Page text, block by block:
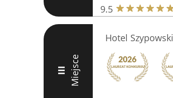
9.5
III Miejsce
Hotel Szypowski